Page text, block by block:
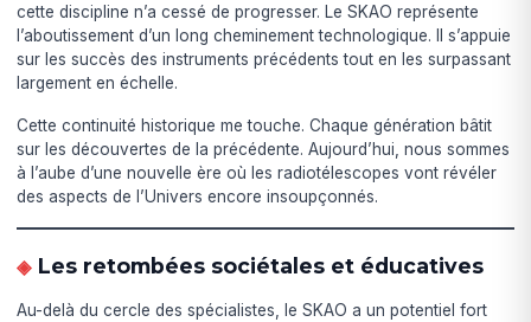
cette discipline n’a cessé de progresser. Le SKAO représente
l’aboutissement d’un long cheminement technologique. Il s’appuie
sur les succès des instruments précédents tout en les surpassant
largement en échelle.
Cette continuité historique me touche. Chaque génération bâtit
sur les découvertes de la précédente. Aujourd’hui, nous sommes
à l’aube d’une nouvelle ère où les radiotélescopes vont révéler
des aspects de l’Univers encore insoupçonnés.
Les retombées sociétales et éducatives
Au-delà du cercle des spécialistes, le SKAO a un potentiel fort